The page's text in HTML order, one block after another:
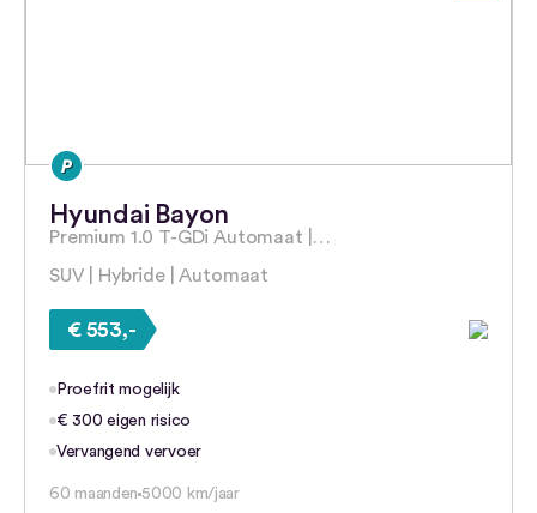
Hyundai Bayon
Premium 1.0 T-GDi Automaat |…
SUV | Hybride | Automaat
€ 553,-
Proefrit mogelijk
€ 300 eigen risico
Vervangend vervoer
60 maanden 5000 km/jaar